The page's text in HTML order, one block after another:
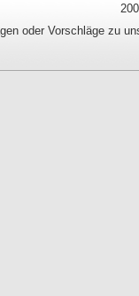
oder Vorschläge zu